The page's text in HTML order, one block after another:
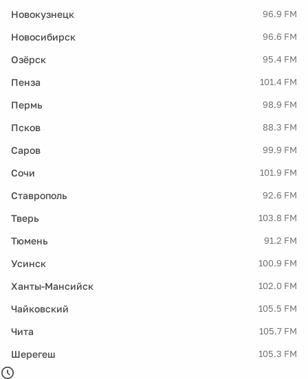
Новокузнецк 96.9 FM
Новосибирск 96.6 FM
Озёрск 95.4 FM
Пенза 101.4 FM
Пермь 98.9 FM
Псков 88.3 FM
Саров 99.9 FM
Сочи 101.9 FM
Ставрополь 92.6 FM
Тверь 103.8 FM
Тюмень 91.2 FM
Усинск 100.9 FM
Ханты-Мансийск 102.0 FM
Чайковский 105.5 FM
Чита 105.7 FM
Шерегеш 105.3 FM